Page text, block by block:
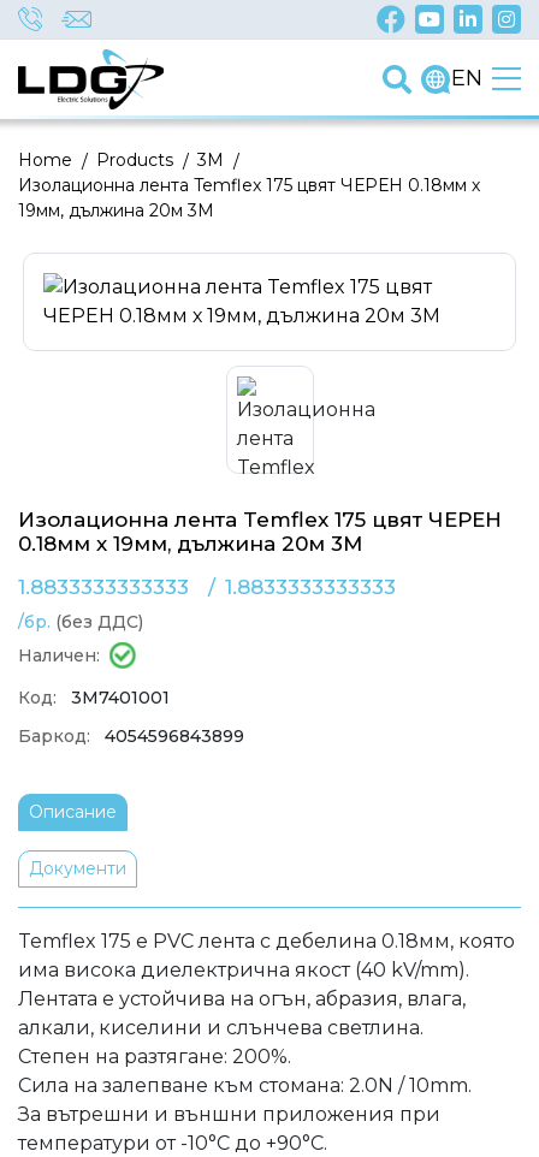
EN
/
Home /
Products /
3M
Изолационна лента Temflex 175 цвят ЧЕРЕН 0.18мм х
19мм, дължина 20м 3M
Изолационна лента Temflex 175 цвят ЧЕРЕН
0.18мм х 19мм, дължина 20м 3M
1.8833333333333
/
1.8833333333333
/бр. (без ДДС)
Наличен:
Код:
3M7401001
Баркод:
4054596843899
Описание
Документи
Temflex 175 е PVC лента с дебелина 0.18мм, която
има висока диелектрична якост (40 kV/mm).
Лентата е устойчива на огън, абразия, влага,
алкали, киселини и слънчева светлина.
Степен на разтягане: 200%.
Сила на залепване към стомана: 2.0N / 10mm.
За вътрешни и външни приложения при
температури от -10°C до +90°C.